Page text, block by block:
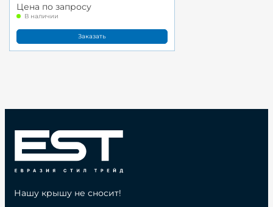
Цена по запросу
В наличии
Заказать
Нашу крышу не сносит!